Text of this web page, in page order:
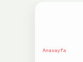
Anasayfa